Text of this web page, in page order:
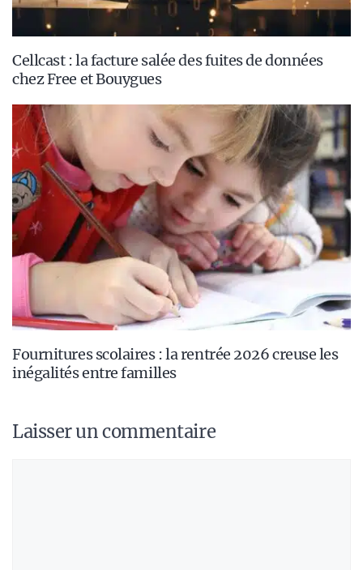
Cellcast : la facture salée des fuites de données
chez Free et Bouygues
Fournitures scolaires : la rentrée 2026 creuse les
inégalités entre familles
Laisser un commentaire